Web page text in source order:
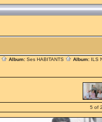
Album: Ses HABITANTS Album: ILS
5 of